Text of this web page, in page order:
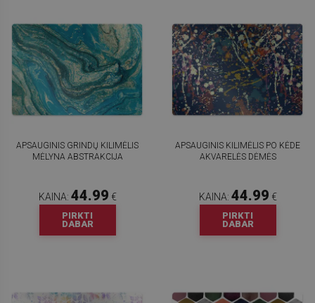
APSAUGINIS GRINDŲ KILIMĖLIS
MĖLYNA ABSTRAKCIJA
KAINA: 44.99 €
PIRKTI
DABAR
APSAUGINIS KILIMĖLIS PO KĖDE
AKVARELĖS DĖMĖS
KAINA: 44.99 €
PIRKTI
DABAR